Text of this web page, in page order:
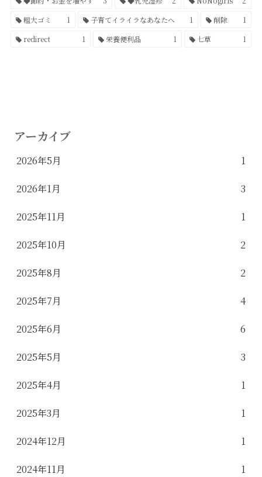
粗大ゴミ
1 子育てイライラなあなたへ 1 削除
1
redirect
1 栄養便利品 1 七草 1
アーカイブ
2026年5月 1
2026年1月 3
2025年11月 1
2025年10月 2
2025年8月 2
2025年7月 4
2025年6月 6
2025年5月 3
2025年4月 1
2025年3月 1
2024年12月 1
2024年11月 1